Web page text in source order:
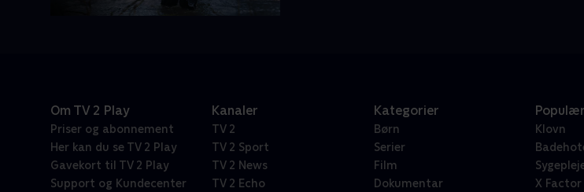
Om TV 2 Play
Priser og abonnement
Her kan du se TV 2 Play
Gavekort til TV 2 Play
Support og Kundecenter
Kanaler
TV 2
TV 2 Sport
TV 2 News
TV 2 Echo
Kategorier
Børn
Serier
Film
Dokumentar
Klovn
X Factor